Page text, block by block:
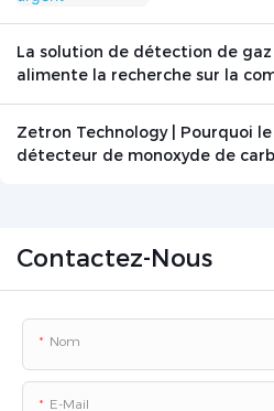
La solution de détection de
alimente la recherche sur la
Zetron Technology | Pourquoi
détecteur de monoxyde de
Contactez-Nous
Nom
E-Mail